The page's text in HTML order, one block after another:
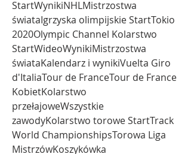
StartWynikiNHLMistrzostwa
świataIgrzyska olimpijskie StartTokio
2020Olympic Channel Kolarstwo
StartWideoWynikiMistrzostwa
świataKalendarz i wynikiVuelta Giro
d'ItaliaTour de FranceTour de France
KobietKolarstwo
przełajoweWszystkie
zawodyKolarstwo torowe StartTrack
World ChampionshipsTorowa Liga
MistrzówKoszykówka